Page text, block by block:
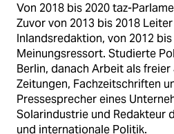
Von 2018 bis 2020 taz-
Zuvor von 2013 bis 2018
Inlandsredaktion, von 2012
Meinungsressort. Studierte
Berlin, danach Arbeit als
Zeitungen, Fachzeitschriften
Pressesprecher eines
Solarindustrie und Redakteur
und internationale Politik.